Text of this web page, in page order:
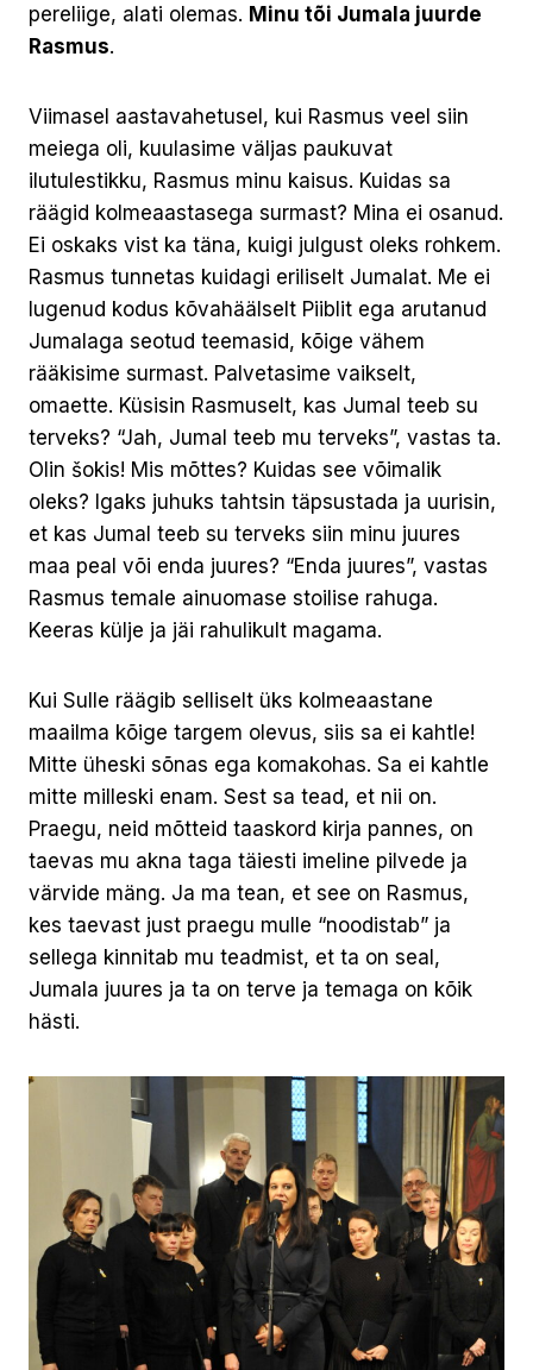
pereliige, alati olemas. Minu tõi Jumala juurde
Rasmus.
Viimasel aastavahetusel, kui Rasmus veel siin
meiega oli, kuulasime väljas paukuvat
ilutulestikku, Rasmus minu kaisus. Kuidas sa
räägid kolmeaastasega surmast? Mina ei osanud.
Ei oskaks vist ka täna, kuigi julgust oleks rohkem.
Rasmus tunnetas kuidagi eriliselt Jumalat. Me ei
lugenud kodus kõvahäälselt Piiblit ega arutanud
Jumalaga seotud teemasid, kõige vähem
rääkisime surmast. Palvetasime vaikselt,
omaette. Küsisin Rasmuselt, kas Jumal teeb su
terveks? “Jah, Jumal teeb mu terveks”, vastas ta.
Olin šokis! Mis mõttes? Kuidas see võimalik
oleks? Igaks juhuks tahtsin täpsustada ja uurisin,
et kas Jumal teeb su terveks siin minu juures
maa peal või enda juures? “Enda juures”, vastas
Rasmus temale ainuomase stoilise rahuga.
Keeras külje ja jäi rahulikult magama.
Kui Sulle räägib selliselt üks kolmeaastane
maailma kõige targem olevus, siis sa ei kahtle!
Mitte üheski sõnas ega komakohas. Sa ei kahtle
mitte milleski enam. Sest sa tead, et nii on.
Praegu, neid mõtteid taaskord kirja pannes, on
taevas mu akna taga täiesti imeline pilvede ja
värvide mäng. Ja ma tean, et see on Rasmus,
kes taevast just praegu mulle “noodistab” ja
sellega kinnitab mu teadmist, et ta on seal,
Jumala juures ja ta on terve ja temaga on kõik
hästi.